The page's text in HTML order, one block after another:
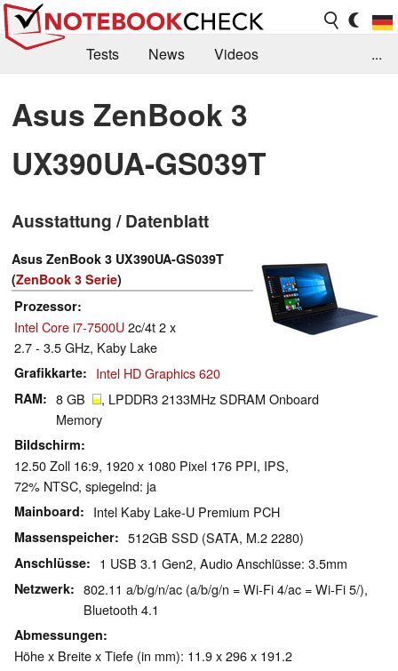
Tests News
Videos
Kaufberatung
Deals Suche
Forum
...
Asus ZenBook 3
UX390UA-GS039T
Ausstattung / Datenblatt
Asus ZenBook 3 UX390UA-GS039T
(ZenBook 3 Serie)
Prozessor
Intel Core i7-7500U2c/4t 2 x
2.7 - 3.5 GHz, Kaby Lake
Grafikkarte Intel HD Graphics 620
RAM 8 GB
, LPDDR3 2133MHz SDRAM Onboard
Memory
Bildschirm
12.50 Zoll 16:9, 1920 x 1080 Pixel 176 PPI, IPS,
72% NTSC, spiegelnd: ja
Mainboard Intel Kaby Lake-U Premium PCH
Massenspeicher 512GB SSD (SATA, M.2 2280)
Anschlüsse 1 USB 3.1 Gen2, Audio Anschlüsse: 3.5mm
Netzwerk
802.11 a/b/g/n/ac (a/b/g/n = Wi-Fi 4/ac = Wi-Fi 5/),
Bluetooth 4.1
Abmessungen
Höhe x Breite x Tiefe (in mm): 11.9 x 296 x 191.2